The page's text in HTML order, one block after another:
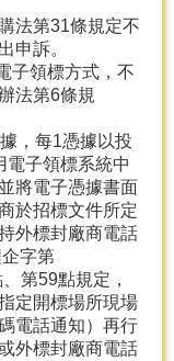
法第31條規定不
申訴。
子領標方式，不
法第6條規
，每1憑據以投
電子領標系統中
將電子憑據書面
於招標文件所定
外標封廠商電話
字第
第59點規定，
定開標場所現場
電話通知）再行
外標封廠商電話